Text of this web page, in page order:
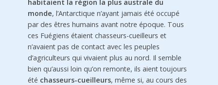
habitaient la région la plus australe du
monde, l’Antarctique n’ayant jamais été occupé
par des êtres humains avant notre époque. Tous
ces Fuégiens étaient chasseurs-cueilleurs et
n’avaient pas de contact avec les peuples
d’agriculteurs qui vivaient plus au nord. Il semble
bien qu’aussi loin qu’on remonte, ils aient toujours
été chasseurs-cueilleurs, même si, au cours des